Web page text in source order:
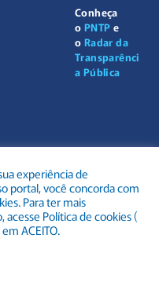
Conheça
o PNTP e
o Radar da
Transparênci
a Pública
Municipal Barbacena
experiência de
portal, você concorda com
Para ter mais
Política de cookies (
ACEITO.